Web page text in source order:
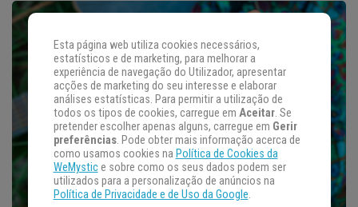
Esta página web utiliza cookies necessários,
estatísticos e de marketing, para melhorar a
experiência de navegação do Utilizador, apresentar
acções de marketing do seu interesse e elaborar
análises estatísticas. Para permitir a utilização de
todos os tipos de cookies, carregue em Aceitar. Se
pretender escolher apenas alguns, carregue em Gerir
preferências. Pode obter mais informação acerca de
como usamos cookies na Política de Cookies da
WeMystice sobre como os seus dados podem ser
utilizados para a personalização de anúncios na
Política de Privacidade e de Uso da Google.